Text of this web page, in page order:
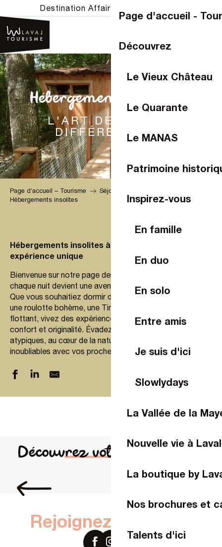
au
contenu
principal
Destination Affaires
Page d'accueil -
Découvrez
Le Vieux Château
Le Quarante
Le MANAS
Patrimoine
Inspirez-vous
En famille
En duo
En solo
Entre amis
Je suis d'ici
Slowlydays
La Vallée de la
Nouvelle vie à Laval
La boutique by
Nos brochures et
Talents d'ici
Hébergements insolites
L'ART DE DORMIR
DIFFÉREMMENT
Page d’accueil – Tourisme Séjournez
Hébergements insolites
Hébergements insolites à Laval : vivez une
expérience unique
Bienvenue sur notre page des hébergements insolites, où
chaque nuit devient une aventure unique.
Que vous souhaitiez dormir dans une cabane perchée,
une roulotte bohème, une Tiny House ou un cocon
flottant, vivez des expériences mémorables alliant
confort et originalité. Évadez-vous dans des lieux
atypiques, au cœur de la nature, pour créer des souvenirs
inoubliables avec vos proches.
Les Ecolodges de l'Orbière
Roulotte à la Chaussée d'Olivet
Découvrez votre expérience
Rejoignez-nous sur